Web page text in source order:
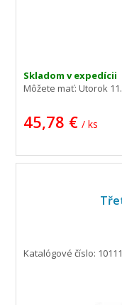
Skladom v expedícii
Môžete mať:Utorok
45,78 € / ks
Katalógové číslo: 10111